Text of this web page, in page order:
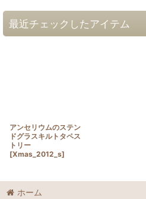
最近チェックしたアイテム
アンセリウムのステン
ドグラスキルトタペス
トリー
[Xmas_2012_s]
ホーム